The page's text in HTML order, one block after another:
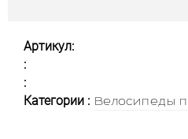
Артикул:
:
:
Категории : Велосипеды